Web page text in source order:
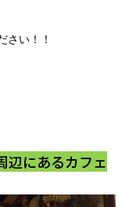
い！！
辺にあるカフェ